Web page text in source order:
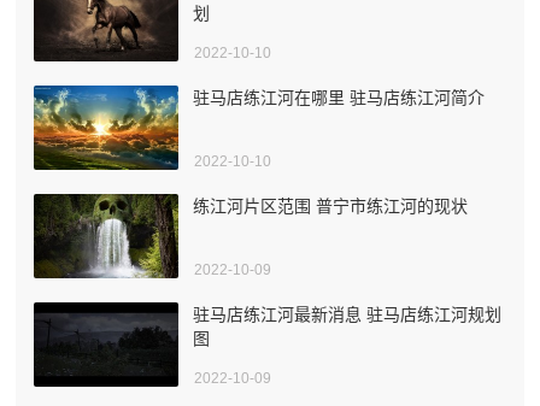
划
2022-10-10
驻马店练江河在哪里 驻马店练江河简介
2022-10-10
练江河片区范围 普宁市练江河的现状
2022-10-09
驻马店练江河最新消息 驻马店练江河规划
图
2022-10-09